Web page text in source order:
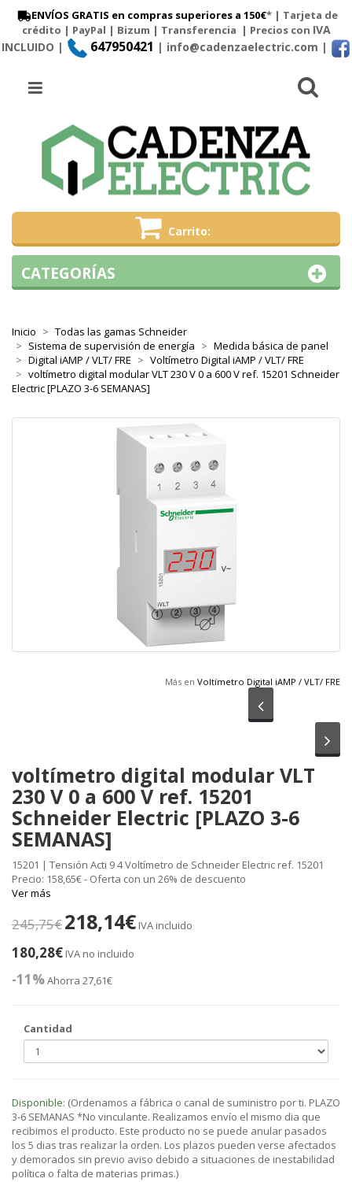
ENVÍOS GRATIS en compras superiores a 150€* | Tarjeta de
crédito | PayPal | Bizum | Transferencia | Precios con IVA
INCLUIDO |
647950421 | info@cadenzaelectric.com |
Carrito
Menú
Inicio
Todas las gamas Schneider
Sistema de supervisión de energía
Medida básica de panel
Digital iAMP / VLT/ FRE
Voltímetro Digital iAMP / VLT/ FRE
voltímetro digital modular VLT 230 V 0 a 600 V ref. 15201 Schneider
Electric [PLAZO 3-6 SEMANAS]
Más en Voltímetro Digital iAMP / VLT/ FRE
Anterior
voltímetro digital modular VLT
230 V 0 a 600 V ref. 15201
Schneider Electric [PLAZO 3-6
SEMANAS]
15201 | Tensión Acti 9 4 Voltímetro de Schneider Electric ref. 15201
Precio: 158,65€ - Oferta con un 26% de descuento
Ver más
245,75€218,14€ IVA incluido
180,28€ IVA no incluido
-11%Ahorra 27,61€
Cantidad
Disponible: (Ordenamos a fábrica o canal de suministro por ti. PLAZO
3-6 SEMANAS *No vinculante. Realizamos envío el mismo dia que
recibimos el producto. Este producto no se puede anular pasados
los 5 dias tras realizar la orden. Los plazos pueden verse afectados
y demorados sin previo aviso debido a situaciones de inestabilidad
política o falta de materias primas.)
CATEGORÍAS